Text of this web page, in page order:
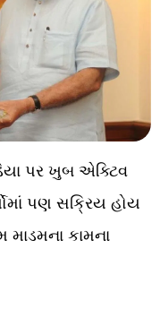
પર ખુબ એક્ટિવ
પણ સક્રિય હોય
માડમના કામના